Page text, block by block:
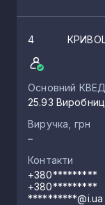
4
Основний КВЕД
25.93
Виручка, грн
–
Контакти
+380*********
+380*********
**********@i.ua